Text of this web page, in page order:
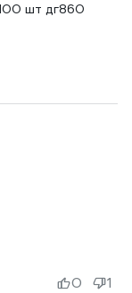
шт дг860
0 1